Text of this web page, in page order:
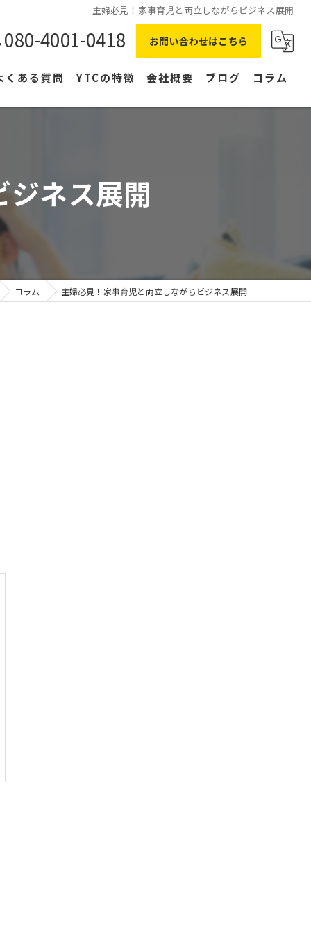
主婦必見！家事育児と両立しながらビジネス展開
080-4001-0418 お問い合わせはこちら
くある質問 YTCの特徴
副業
会社概要 ブログ コラム
ネス展開
コラム 主婦必見！家事育児と両立しながらビジネス展開